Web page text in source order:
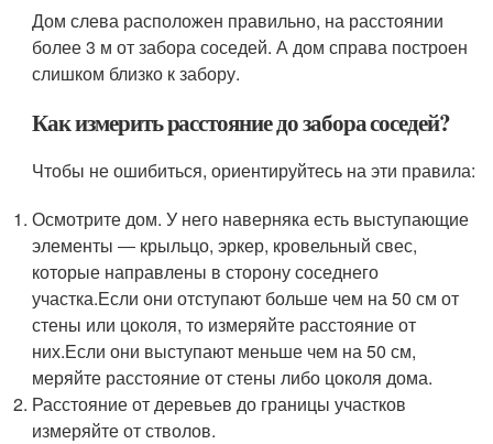
Дом слева расположен правильно, на расстоянии
более 3 м от забора соседей. А дом справа построен
слишком близко к забору.
Как измерить расстояние до забора соседей?
Чтобы не ошибиться, ориентируйтесь на эти правила:
Осмотрите дом. У него наверняка есть выступающие
элементы ― крыльцо, эркер, кровельный свес,
которые направлены в сторону соседнего
участка.Если они отступают больше чем на 50 см от
стены или цоколя, то измеряйте расстояние от
них.Если они выступают меньше чем на 50 см,
меряйте расстояние от стены либо цоколя дома.
Расстояние от деревьев до границы участков
измеряйте от стволов.